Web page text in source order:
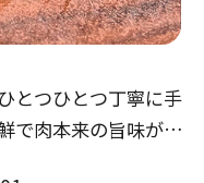
とつひとつ丁寧に手
で肉本来の旨味が楽